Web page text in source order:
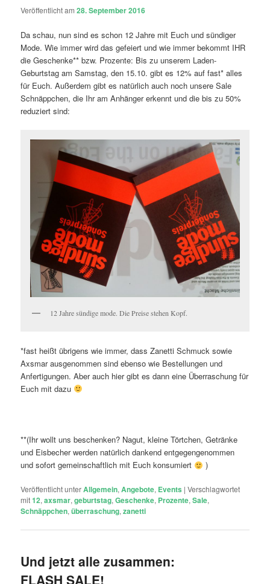
Veröffentlicht am28. September 2016
Da schau, nun sind es schon 12 Jahre mit Euch und sündiger
Mode. Wie immer wird das gefeiert und wie immer bekommt IHR
die Geschenke** bzw. Prozente: Bis zu unserem Laden-
Geburtstag am Samstag, den 15.10. gibt es 12% auf fast* alles
für Euch. Außerdem gibt es natürlich auch noch unsere Sale
Schnäppchen, die Ihr am Anhänger erkennt und die bis zu 50%
reduziert sind:
12 Jahre sündige mode. Die Preise stehen Kopf.
*fast heißt übrigens wie immer, dass Zanetti Schmuck sowie
Axsmar ausgenommen sind ebenso wie Bestellungen und
Anfertigungen. Aber auch hier gibt es dann eine Überraschung für
Euch mit dazu
**(Ihr wollt uns beschenken? Nagut, kleine Törtchen, Getränke
und Eisbecher werden natürlich dankend entgegengenommen
und sofort gemeinschaftlich mit Euch konsumiert
)
Veröffentlicht unterAllgemein,Angebote, Events |Verschlagwortet
mit12,axsmar,geburtstag,Geschenke, Prozente,Sale,
Schnäppchen,überraschung,zanetti
Und jetzt alle zusammen:
FLASH SALE!